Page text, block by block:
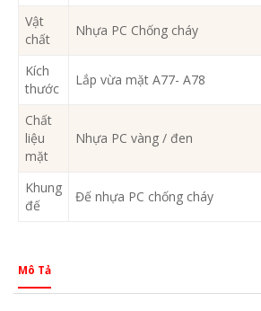
Vật
chất
Nhựa PC Chống cháy
Kích
thước
Lắp vừa mặt A77- A78
Chất
liệu
mặt
Nhựa PC vàng / đen
Khung
đế
Đế nhựa PC chống cháy
Mô Tả